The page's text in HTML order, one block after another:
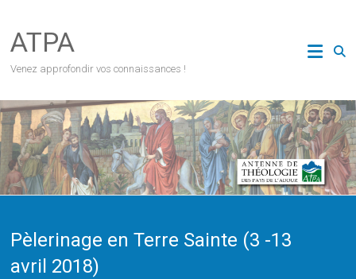
content
ATPA
Venez approfondir vos connaissances !
Pèlerinage en Terre Sainte (3 -13
avril 2018)